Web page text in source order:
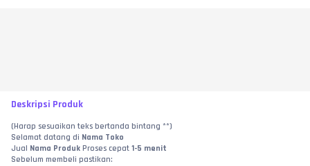
Deskripsi Produk
(Harap sesuaikan teks bertanda bintang **)
Selamat datang di Nama Toko
Jual Nama Produk Proses cepat 1-5 menit
Sebelum membeli pastikan: